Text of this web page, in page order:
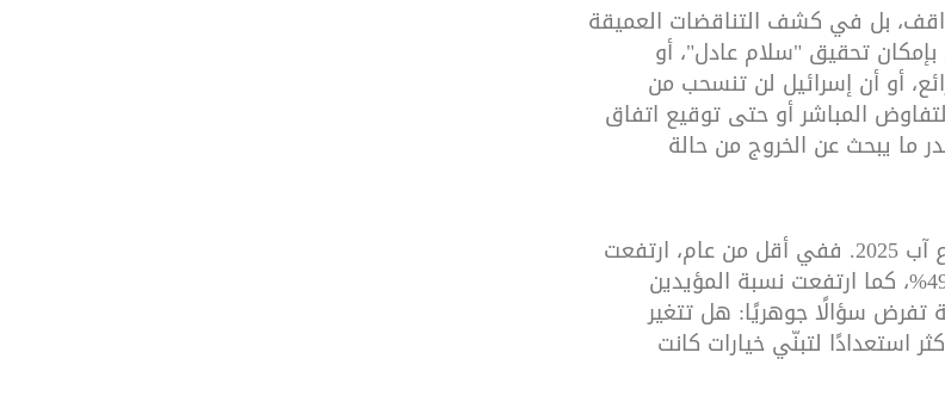
بل في كشف التناقضات العميقة
بإمكان تحقيق "سلام عادل"، أو
أو أن إسرائيل لن تنسحب من
المباشر أو حتى توقيع اتفاق
ما يبحث عن الخروج من حالة
والأكثر دلالة أن نتائج اليوم تختلف بوضوح عن نتائج استطلاع آب 2025. ففي أقل من عام، ارتفعت
نسبة المؤيدين لاتفاق سلام مع إسرائيل من 25% إلى نحو 49%، كما ارتفعت نسبة المؤيدين
السريعة تفرض سؤالًا جوهريًا: هل تتغير
استعدادًا لتبنّي خيارات كانت